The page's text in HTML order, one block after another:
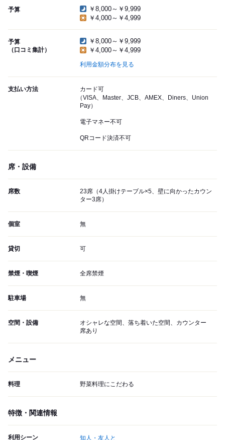
予算
￥8,000～￥9,999
￥4,000～￥4,999
予算
（口コミ集計）
￥8,000～￥9,999
￥4,000～￥4,999
利用金額分布を見る
支払い方法
カード可
（VISA、Master、JCB、AMEX、Diners、Union
Pay）
電子マネー不可
QRコード決済不可
席・設備
席数
23席（4人掛けテーブル×5、壁に向かったカウン
ター3席）
個室 無
貸切 可
禁煙・喫煙 全席禁煙
駐車場 無
空間・設備
オシャレな空間、落ち着いた空間、カウンター
席あり
メニュー
料理 野菜料理にこだわる
特徴・関連情報
利用シーン 知人・友人と